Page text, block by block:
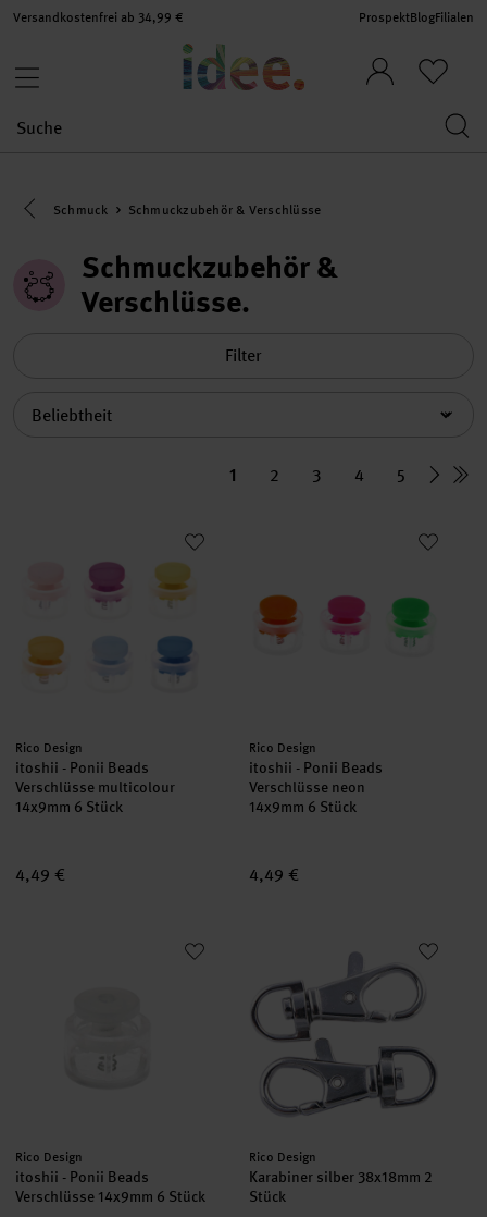
Versandkostenfrei ab 34,99 € ProspektBlogFilialen
Eine Kategorie zurück navigieren
Schmuck Schmuckzubehör & Verschlüsse
Schmuckzubehör &
Verschlüsse
Filter
1 2 3 4 5
itoshii - Ponii Beads Verschlüsse multicolour
Hersteller:
Rico Design
itoshii - Ponii Beads
Verschlüsse multicolour
14x9mm 6 Stück
4,49 €
itoshii - Ponii Beads
Hersteller:
Rico Design
itoshii - Ponii Beads
Verschlüsse neon
14x9mm 6 Stück
4,49 €
itoshii - Ponii Beads Verschlüsse 14x9mm 6 Stück
Hersteller:
Rico Design
itoshii - Ponii Beads
Verschlüsse 14x9mm 6 Stück
Karabiner silber 38x18mm 2
Hersteller:
Rico Design
Karabiner silber 38x18mm 2
Stück